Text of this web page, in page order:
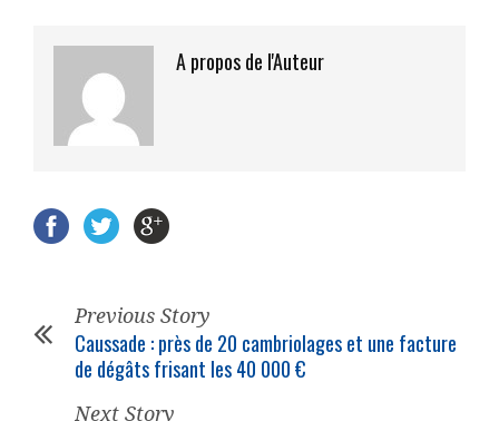
A propos de l'Auteur
Previous Story
Caussade : près de 20 cambriolages et une facture
de dégâts frisant les 40 000 €
Next Story